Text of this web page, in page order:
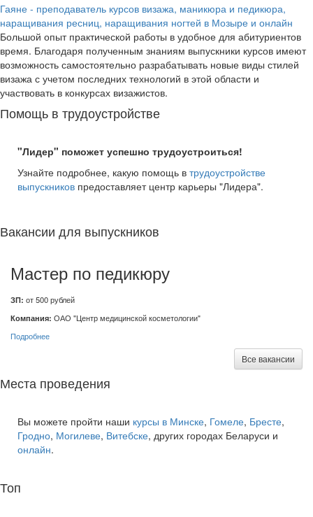
Гаяне - преподаватель курсов визажа, маникюра и педикюра,
наращивания ресниц, наращивания ногтей в Мозыре и онлайн
Большой опыт практической работы в удобное для абитуриентов
время. Благодаря полученным знаниям выпускники курсов имеют
возможность самостоятельно разрабатывать новые виды стилей
визажа с учетом последних технологий в этой области и
участвовать в конкурсах визажистов.
Помощь в трудоустройстве
"Лидер" поможет успешно трудоустроиться!
Узнайте подробнее, какую помощь в трудоустройстве
выпускников предоставляет центр карьеры "Лидера".
Вакансии для выпускников
Мастер по педикюру
ЗП: от 500 рублей
Компания: ОАО "Центр медицинской косметологии"
Подробнее
Все вакансии
Места проведения
Вы можете пройти наши курсы в Минске, Гомеле, Бресте,
Гродно, Могилеве, Витебске, других городах Беларуси и
онлайн.
Топ